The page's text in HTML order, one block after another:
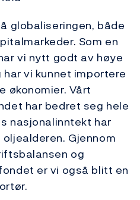
globaliseringen, både
Som en
vi nytt godt av høye
vi kunnet importere
økonomier. Vårt
har bedret seg hele
nasjonalinntekt har
Gjennom
og
er vi også blitt en